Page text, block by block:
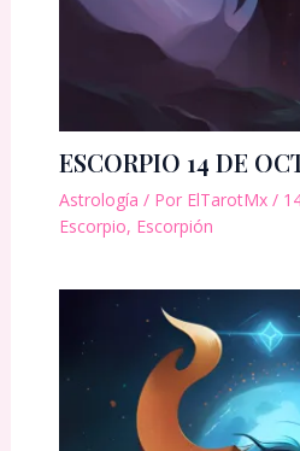
ESCORPIO 14 DE
Astrología / Por ElTarotMx /
Escorpio, Escorpión